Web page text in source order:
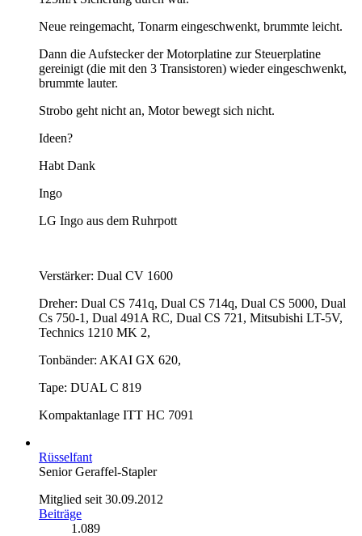
Neue reingemacht, Tonarm eingeschwenkt, brummte leicht.
Dann die Aufstecker der Motorplatine zur Steuerplatine
gereinigt (die mit den 3 Transistoren) wieder eingeschwenkt,
brummte lauter.
Strobo geht nicht an, Motor bewegt sich nicht.
Ideen?
Habt Dank
Ingo
LG Ingo aus dem Ruhrpott
Verstärker: Dual CV 1600
Dreher: Dual CS 741q, Dual CS 714q, Dual CS 5000, Dual
Cs 750-1, Dual 491A RC, Dual CS 721, Mitsubishi LT-5V,
Technics 1210 MK 2,
Tonbänder: AKAI GX 620,
Tape: DUAL C 819
Kompaktanlage ITT HC 7091
Rüsselfant
Senior Geraffel-Stapler
Mitglied seit 30.09.2012
Beiträge
1.089